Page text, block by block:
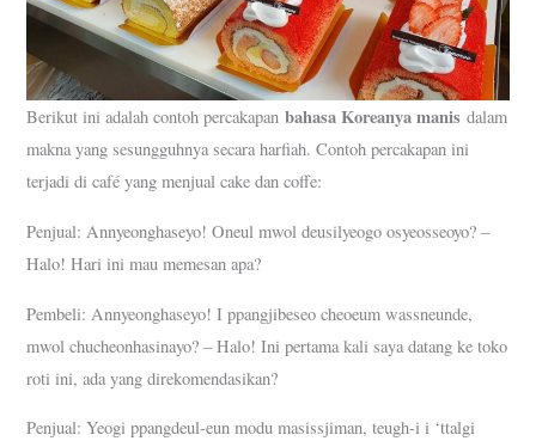
Berikut ini adalah contoh percakapanbahasa Koreanya manis dalam
makna yang sesungguhnya secara harfiah. Contoh percakapan ini
terjadi di café yang menjual cake dan coffe:
Penjual: Annyeonghaseyo! Oneul mwol deusilyeogo osyeosseoyo? –
Halo! Hari ini mau memesan apa?
Pembeli: Annyeonghaseyo! I ppangjibeseo cheoeum wassneunde,
mwol chucheonhasinayo? – Halo! Ini pertama kali saya datang ke toko
roti ini, ada yang direkomendasikan?
Penjual: Yeogi ppangdeul-eun modu masissjiman, teugh-i i ‘ttalgi